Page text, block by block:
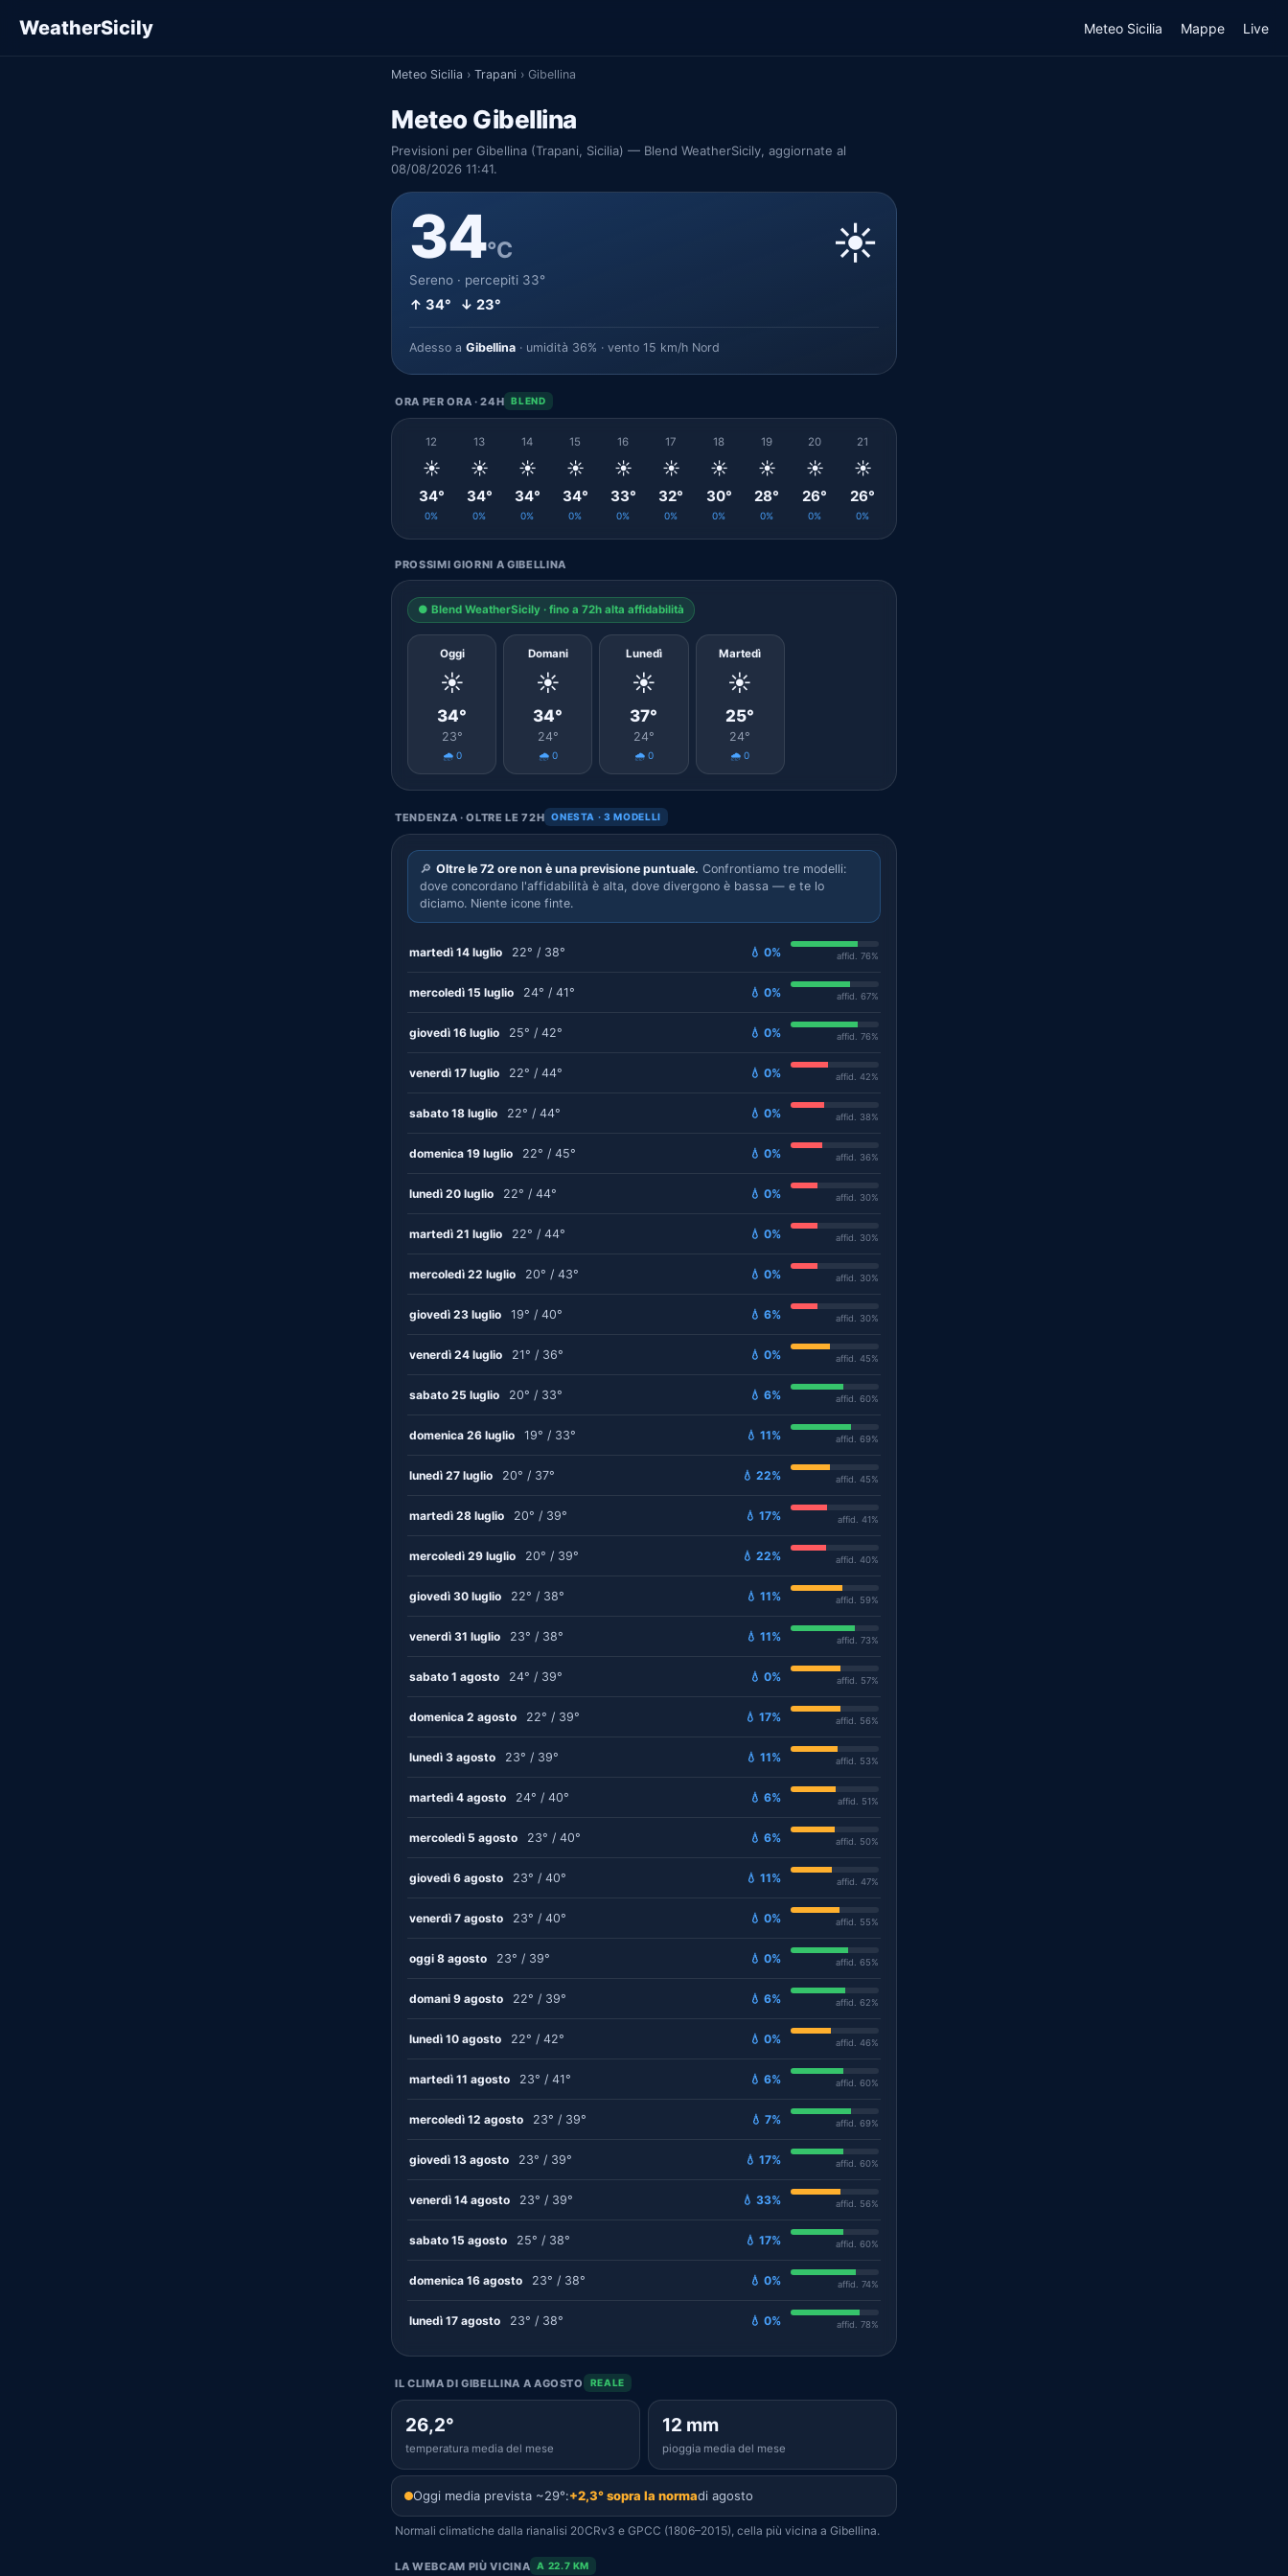
WeatherSicily Meteo Sicilia Mappe Live
Meteo Sicilia › Trapani › Gibellina
Meteo Gibellina
Previsioni per Gibellina (Trapani, Sicilia) — Blend WeatherSicily, aggiornate al
08/08/2026 11:41.
34°C
Sereno · percepiti 33°
↑ 34° ↓ 23°
☀️
Adesso a Gibellina · umidità 36% · vento 15 km/h Nord
ORA PER ORA · 24H BLEND
12
☀️
34°
0%
13
☀️
34°
0%
14
☀️
34°
0%
15
☀️
34°
0%
16
☀️
33°
0%
17
☀️
32°
0%
18
☀️
30°
0%
19
☀️
28°
0%
20
☀️
26°
0%
21
☀️
26°
0%
PROSSIMI GIORNI A GIBELLINA
● Blend WeatherSicily · fino a 72h alta affidabilità
Oggi
☀️
34°
23°
🌧️ 0
Domani
☀️
34°
24°
🌧️ 0
Lunedì
☀️
37°
24°
🌧️ 0
Martedì
☀️
25°
24°
🌧️ 0
TENDENZA · OLTRE LE 72H ONESTA · 3 MODELLI
🔎 Oltre le 72 ore non è una previsione puntuale. Confrontiamo tre modelli:
dove concordano l'affidabilità è alta, dove divergono è bassa — e te lo
diciamo. Niente icone finte.
martedì 14 luglio 22° / 38° 💧 0% affid. 76%
mercoledì 15 luglio 24° / 41° 💧 0% affid. 67%
giovedì 16 luglio 25° / 42° 💧 0% affid. 76%
venerdì 17 luglio 22° / 44° 💧 0% affid. 42%
sabato 18 luglio 22° / 44° 💧 0% affid. 38%
domenica 19 luglio 22° / 45° 💧 0% affid. 36%
lunedì 20 luglio 22° / 44° 💧 0% affid. 30%
martedì 21 luglio 22° / 44° 💧 0% affid. 30%
mercoledì 22 luglio 20° / 43° 💧 0% affid. 30%
giovedì 23 luglio 19° / 40° 💧 6% affid. 30%
venerdì 24 luglio 21° / 36° 💧 0% affid. 45%
sabato 25 luglio 20° / 33° 💧 6% affid. 60%
domenica 26 luglio 19° / 33° 💧 11% affid. 69%
lunedì 27 luglio 20° / 37° 💧 22% affid. 45%
martedì 28 luglio 20° / 39° 💧 17% affid. 41%
mercoledì 29 luglio 20° / 39° 💧 22% affid. 40%
giovedì 30 luglio 22° / 38° 💧 11% affid. 59%
venerdì 31 luglio 23° / 38° 💧 11% affid. 73%
sabato 1 agosto 24° / 39° 💧 0% affid. 57%
domenica 2 agosto 22° / 39° 💧 17% affid. 56%
lunedì 3 agosto 23° / 39° 💧 11% affid. 53%
martedì 4 agosto 24° / 40° 💧 6% affid. 51%
mercoledì 5 agosto 23° / 40° 💧 6% affid. 50%
giovedì 6 agosto 23° / 40° 💧 11% affid. 47%
venerdì 7 agosto 23° / 40° 💧 0% affid. 55%
oggi 8 agosto 23° / 39° 💧 0% affid. 65%
domani 9 agosto 22° / 39° 💧 6% affid. 62%
lunedì 10 agosto 22° / 42° 💧 0% affid. 46%
martedì 11 agosto 23° / 41° 💧 6% affid. 60%
mercoledì 12 agosto 23° / 39° 💧 7% affid. 69%
giovedì 13 agosto 23° / 39° 💧 17% affid. 60%
venerdì 14 agosto 23° / 39° 💧 33% affid. 56%
sabato 15 agosto 25° / 38° 💧 17% affid. 60%
domenica 16 agosto 23° / 38° 💧 0% affid. 74%
lunedì 17 agosto 23° / 38° 💧 0% affid. 78%
IL CLIMA DI GIBELLINA A AGOSTO REALE
26,2°
temperatura media del mese
12 mm
pioggia media del mese
Oggi media prevista ~29°:+2,3° sopra la normadi agosto
Normali climatiche dalla rianalisi 20CRv3 e GPCC (1806–2015), cella più vicina a Gibellina.
LA WEBCAM PIÙ VICINA A 22.7 KM